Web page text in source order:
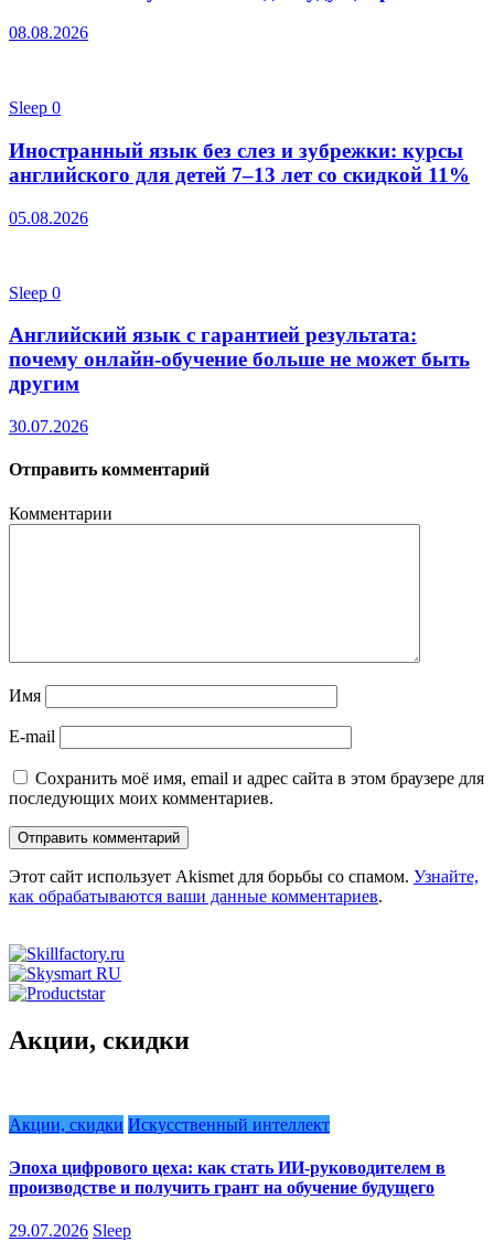
08.08.2026
Sleep 0
Иностранный язык без слез и зубрежки: курсы
английского для детей 7–13 лет со скидкой 11%
05.08.2026
Sleep 0
Английский язык с гарантией результата:
почему онлайн-обучение больше не может быть
другим
30.07.2026
Отправить комментарий
Комментарии
Имя
E-mail
Сохранить моё имя, email и адрес сайта в этом браузере для
последующих моих комментариев.
Этот сайт использует Akismet для борьбы со спамом. Узнайте,
как обрабатываются ваши данные комментариев.
Акции, скидки
Акции, скидки Искусственный интеллект
Эпоха цифрового цеха: как стать ИИ-руководителем в
производстве и получить грант на обучение будущего
29.07.2026 Sleep